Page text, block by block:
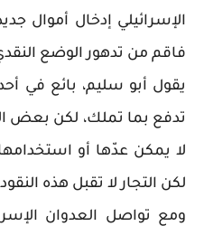
الإسرائيلي إدخال أموال
فاقم من تدهور الوضع
يقول أبو سليم، بائع في
تدفع بما تملك، لكن بعض
لا يمكن عدّها أو
لكن التجار لا تقبل هذه
ومع تواصل العدوان